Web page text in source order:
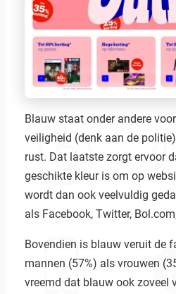
Blauw staat onder andere
veiligheid (denk aan de
rust. Dat laatste zorgt ervoor
geschikte kleur is om op
wordt dan ook veelvuldig
als Facebook, Twitter,
Bovendien is blauw veruit de
mannen (57%) als vrouwen
vreemd dat blauw ook zoveel